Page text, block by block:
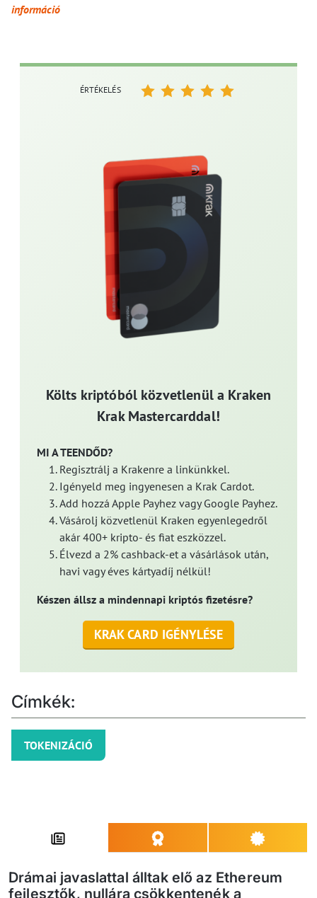
információ
Költs kriptóból közvetlenül a Kraken
Krak Mastercarddal!
MI A TEENDŐD?
Regisztrálj a Krakenre a linkünkkel.
Igényeld meg ingyenesen a Krak Cardot.
Add hozzá Apple Payhez vagy Google Payhez.
Vásárolj közvetlenül Kraken egyenlegedről
akár 400+ kripto- és fiat eszközzel.
Élvezd a 2% cashback-et a vásárlások után,
havi vagy éves kártyadíj nélkül!
Készen állsz a mindennapi kriptós fizetésre?
KRAK CARD IGÉNYLÉSE
ÉRTÉKELÉS
Címkék:
TOKENIZÁCIÓ
Drámai javaslattal álltak elő az Ethereum
fejlesztők, nullára csökkentenék a